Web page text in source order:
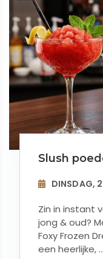
Slush
DINSDAG,
Zin in instant
jong & oud?
Foxy Frozen
een heerlijke, ...